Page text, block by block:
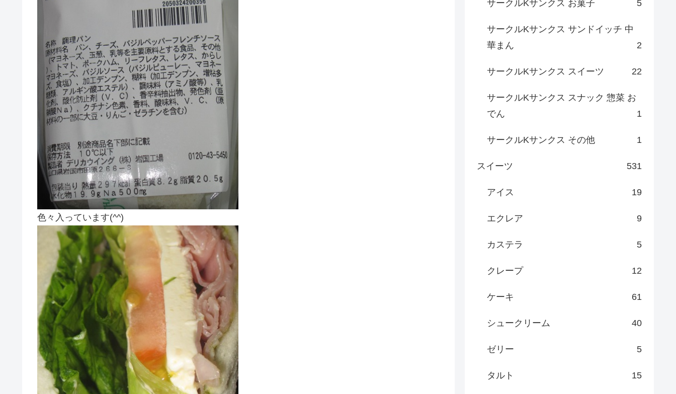
色々入っています(^^)
サークルKサンクス お菓子 5
サークルKサンクス サンドイッチ 中
華まん
2
サークルKサンクス スイーツ 22
サークルKサンクス スナック 惣菜 お
でん
1
サークルKサンクス その他 1
スイーツ 531
アイス 19
エクレア 9
カステラ 5
クレープ 12
ケーキ 61
シュークリーム 40
ゼリー 5
タルト 15